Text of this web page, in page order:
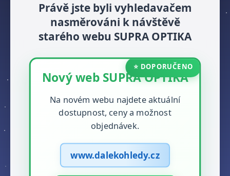
Právě jste byli vyhledavačem
nasměrováni k návštěvě
starého webu SUPRA OPTIKA
⭐ DOPORUČENO
Nový web SUPRA OPTIKA
Na novém webu najdete aktuální
dostupnost, ceny a možnost
objednávek.
www.dalekohledy.cz